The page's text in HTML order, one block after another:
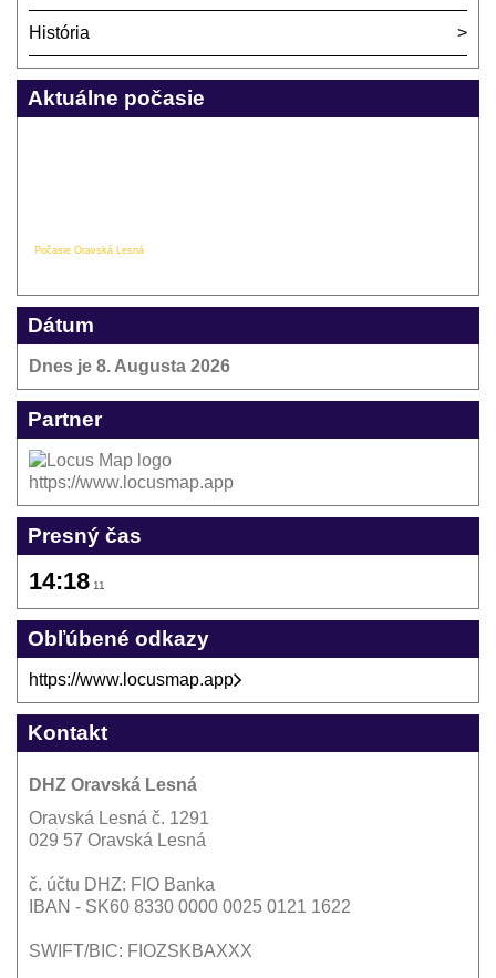
História
Aktuálne počasie
Počasie Oravská Lesná
Dátum
Dnes je 8. Augusta 2026
Partner
https://www.locusmap.app
Presný čas
14:18 11
Obľúbené odkazy
https://www.locusmap.app
Kontakt
DHZ Oravská Lesná
Oravská Lesná č. 1291
029 57 Oravská Lesná
č. účtu DHZ: FIO Banka
IBAN - SK60 8330 0000 0025 0121 1622
SWIFT/BIC: FIOZSKBAXXX